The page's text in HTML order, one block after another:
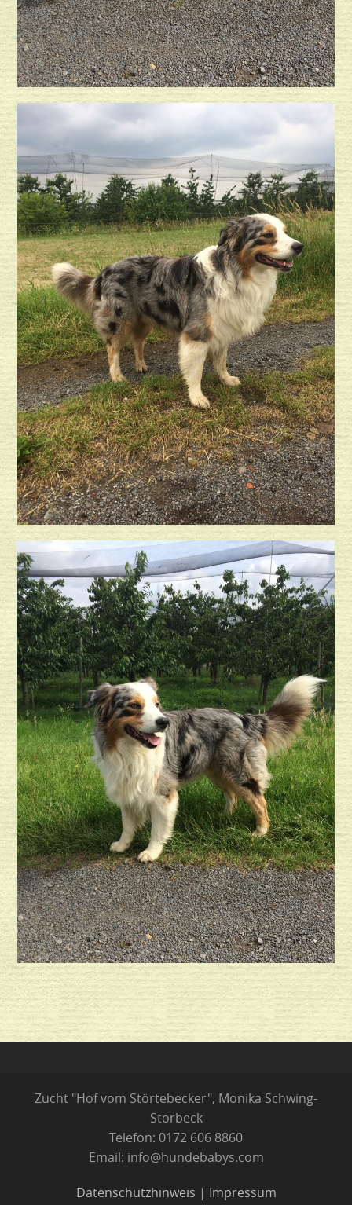
Zucht "Hof vom Störtebecker", Monika Schwing-
Storbeck
Telefon: 0172 606 8860
Email: info@hundebabys.com
Datenschutzhinweis | Impressum